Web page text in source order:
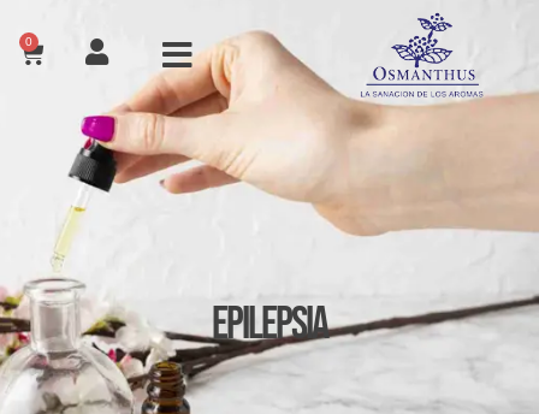
0
Epilepsia